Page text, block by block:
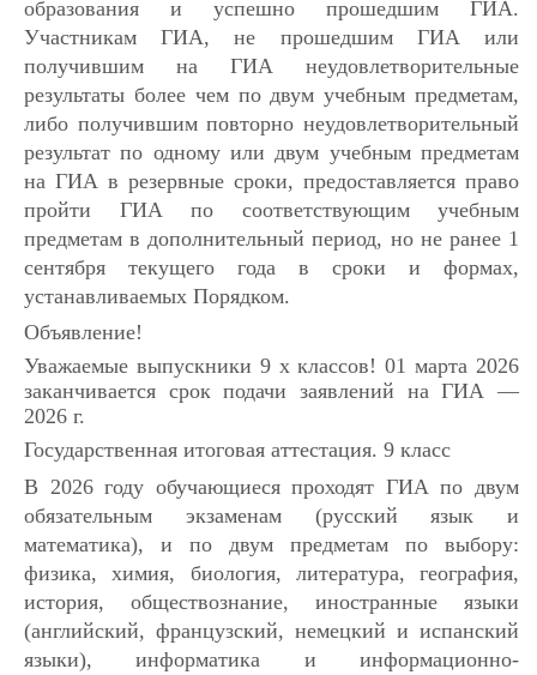
образования и успешно прошедшим ГИА.
Участникам ГИА, не прошедшим ГИА или
получившим на ГИА неудовлетворительные
результаты более чем по двум учебным предметам,
либо получившим повторно неудовлетворительный
результат по одному или двум учебным предметам
на ГИА в резервные сроки, предоставляется право
пройти ГИА по соответствующим учебным
предметам в дополнительный период, но не ранее 1
сентября текущего года в сроки и формах,
устанавливаемых Порядком.
Объявление!
Уважаемые выпускники 9 х классов! 01 марта 2026
заканчивается срок подачи заявлений на ГИА —
2026 г.
Государственная итоговая аттестация. 9 класс
В 2026 году обучающиеся проходят ГИА по двум
обязательным экзаменам (русский язык и
математика), и по двум предметам по выбору:
физика, химия, биология, литература, география,
история, обществознание, иностранные языки
(английский, французский, немецкий и испанский
языки), информатика и информационно-